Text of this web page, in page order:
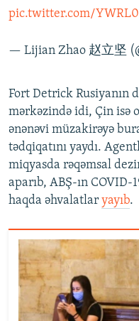
pic.twitter.com/
— Lijian Zhao 赵立坚
Fort Detrick Rusiyanın
mərkəzində idi, Çin isə
ənənəvi müzakirəyə
tədqiqatını yaydı.
miqyasda rəqəmsal
aparıb, ABŞ-ın
haqda əhvalatlar yayıb.